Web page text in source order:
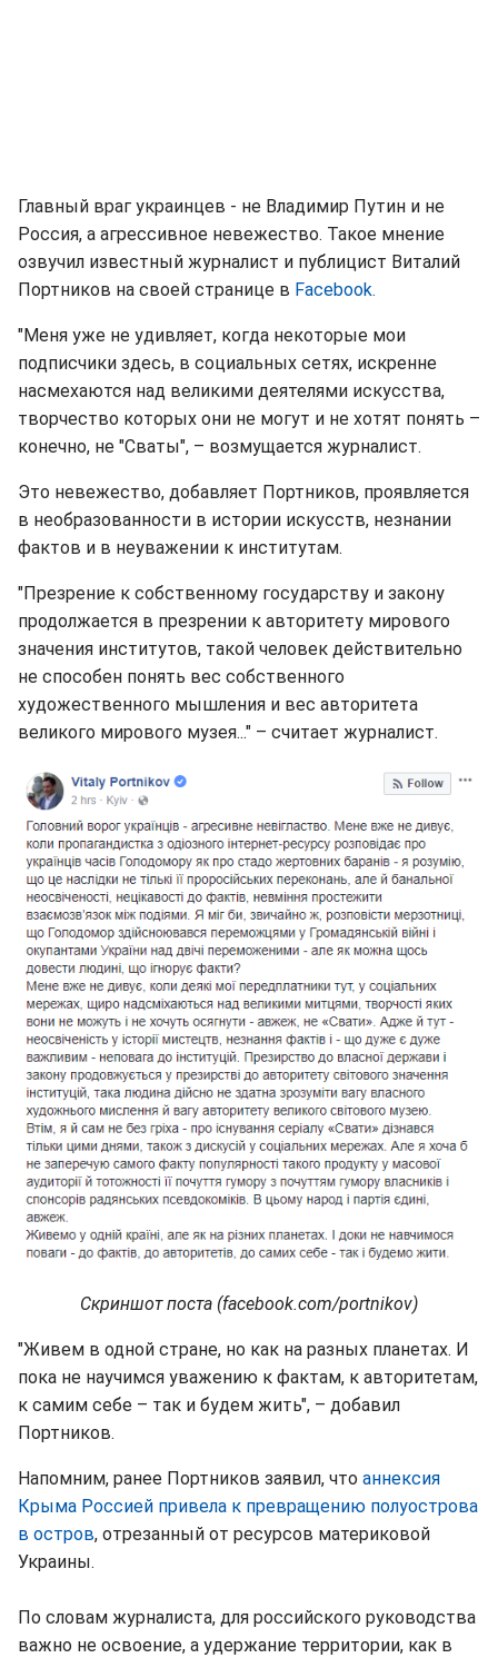
Главный враг украинцев - не Владимир Путин и не
Россия, а агрессивное невежество. Такое мнение
озвучил известный журналист и публицист Виталий
Портников на своей странице в Facebook.
"Меня уже не удивляет, когда некоторые мои
подписчики здесь, в социальных сетях, искренне
насмехаются над великими деятелями искусства,
творчество которых они не могут и не хотят понять –
конечно, не "Сваты", – возмущается журналист.
Это невежество, добавляет Портников, проявляется
в необразованности в истории искусств, незнании
фактов и в неуважении к институтам.
"Презрение к собственному государству и закону
продолжается в презрении к авторитету мирового
значения институтов, такой человек действительно
не способен понять вес собственного
художественного мышления и вес авторитета
великого мирового музея..." – считает журналист.
Скриншот поста (facebook.com/portnikov)
"Живем в одной стране, но как на разных планетах. И
пока не научимся уважению к фактам, к авторитетам,
к самим себе – так и будем жить", – добавил
Портников.
Напомним, ранее Портников заявил, что аннексия
Крыма Россией привела к превращению полуострова
в остров, отрезанный от ресурсов материковой
Украины.
По словам журналиста, для российского руководства
важно не освоение, а удержание территории, как в